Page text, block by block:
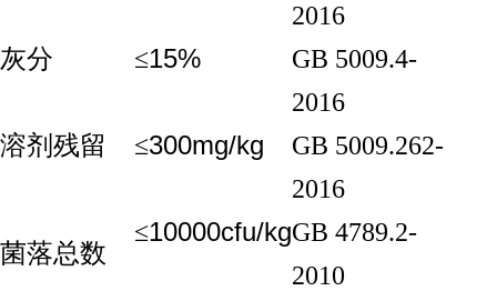
2016
灰分
≤15%
GB 5009.4-
2016
溶剂残留
≤300mg/kg
GB 5009.262-
2016
菌落总数
≤10000cfu/kgGB 4789.2-
2010